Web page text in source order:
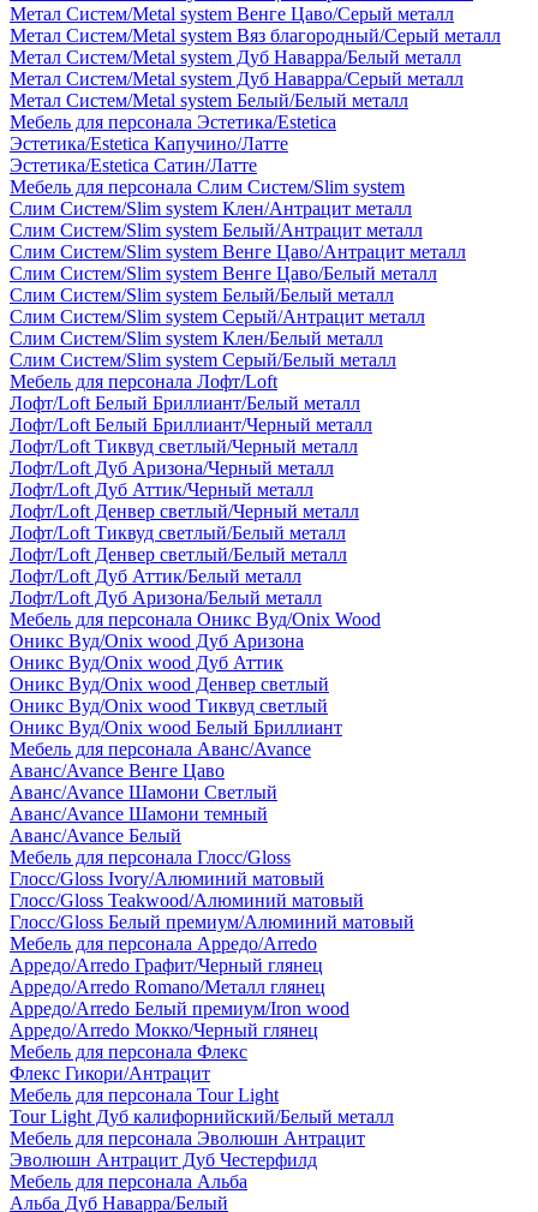
Метал Систем/Metal system Венге Цаво/Серый металл
Метал Систем/Metal system Вяз благородный/Серый металл
Метал Систем/Metal system Дуб Наварра/Белый металл
Метал Систем/Metal system Дуб Наварра/Серый металл
Метал Систем/Metal system Белый/Белый металл
Мебель для персонала Эстетика/Estetica
Эстетика/Estetica Капучино/Латте
Эстетика/Estetica Сатин/Латте
Мебель для персонала Слим Систем/Slim system
Слим Систем/Slim system Клен/Антрацит металл
Слим Систем/Slim system Белый/Антрацит металл
Слим Систем/Slim system Венге Цаво/Антрацит металл
Слим Систем/Slim system Венге Цаво/Белый металл
Слим Систем/Slim system Белый/Белый металл
Слим Систем/Slim system Серый/Антрацит металл
Слим Систем/Slim system Клен/Белый металл
Слим Систем/Slim system Серый/Белый металл
Мебель для персонала Лофт/Loft
Лофт/Loft Белый Бриллиант/Белый металл
Лофт/Loft Белый Бриллиант/Черный металл
Лофт/Loft Тиквуд светлый/Черный металл
Лофт/Loft Дуб Аризона/Черный металл
Лофт/Loft Дуб Аттик/Черный металл
Лофт/Loft Денвер светлый/Черный металл
Лофт/Loft Тиквуд светлый/Белый металл
Лофт/Loft Денвер светлый/Белый металл
Лофт/Loft Дуб Аттик/Белый металл
Лофт/Loft Дуб Аризона/Белый металл
Мебель для персонала Оникс Вуд/Onix Wood
Оникс Вуд/Onix wood Дуб Аризона
Оникс Вуд/Onix wood Дуб Аттик
Оникс Вуд/Onix wood Денвер светлый
Оникс Вуд/Onix wood Тиквуд светлый
Оникс Вуд/Onix wood Белый Бриллиант
Мебель для персонала Аванс/Avance
Аванс/Avance Венге Цаво
Аванс/Avance Шамони Светлый
Аванс/Avance Шамони темный
Аванс/Avance Белый
Мебель для персонала Глосс/Gloss
Глосс/Gloss Ivory/Алюминий матовый
Глосс/Gloss Teakwood/Алюминий матовый
Глосс/Gloss Белый премиум/Алюминий матовый
Мебель для персонала Арредо/Arredo
Арредо/Arredo Графит/Черный глянец
Арредо/Arredo Romano/Металл глянец
Арредо/Arredo Белый премиум/Iron wood
Арредо/Arredo Мокко/Черный глянец
Мебель для персонала Флекс
Флекс Гикори/Антрацит
Мебель для персонала Tour Light
Tour Light Дуб калифорнийский/Белый металл
Мебель для персонала Эволюшн Антрацит
Эволюшн Антрацит Дуб Честерфилд
Мебель для персонала Альба
Альба Дуб Наварра/Белый